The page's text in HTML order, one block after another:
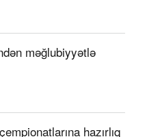
məğlubiyyətlə
hazırlıq